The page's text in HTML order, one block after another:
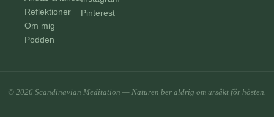
Reflektioner
Om mig
Podden
Pinterest
© 2026 Scandinavian Meditation — Naturen ber aldrig om ursäkt för hösten.